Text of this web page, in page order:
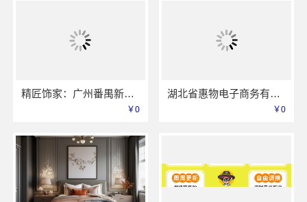
精匠饰家：广州番禺新房家装报价参考
￥0
湖北省惠物电子商务有限公司小型生鲜食品代理商价格
￥0